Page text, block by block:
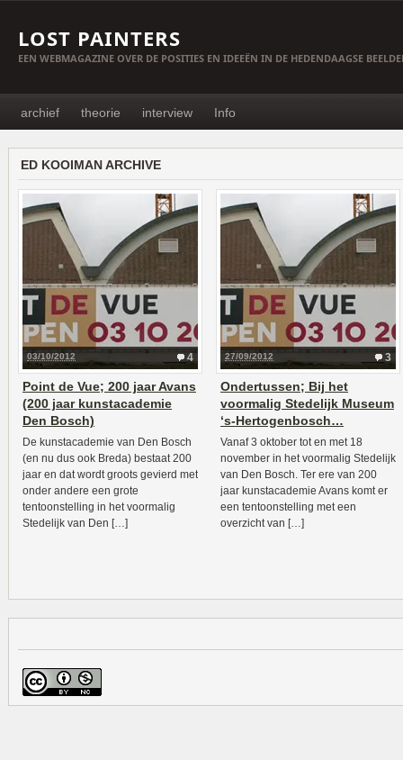
LOST PAINTERS
EEN WEBMAGAZINE OVER DE POSITIES EN IDEEËN IN DE HEDENDAAGSE
archief theorie interview Info
ED KOOIMAN ARCHIVE
4
03/10/2012
Point de Vue; 200 jaar Avans
(200 jaar kunstacademie
Den Bosch)
De kunstacademie van Den Bosch
(en nu dus ook Breda) bestaat 200
jaar en dat wordt groots gevierd met
onder andere een grote
tentoonstelling in het voormalig
Stedelijk van Den […]
3
27/09/2012
Ondertussen; Bij het
voormalig Stedelijk Museum
‘s-Hertogenbosch…
Vanaf 3 oktober tot en met 18
november in het voormalig Stedelijk
van Den Bosch. Ter ere van 200
jaar kunstacademie Avans komt er
een tentoonstelling met een
overzicht van […]